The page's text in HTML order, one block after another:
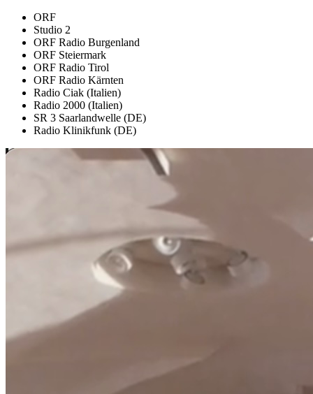
ORF
Studio 2
ORF Radio Burgenland
ORF Steiermark
ORF Radio Tirol
ORF Radio Kärnten
Radio Ciak (Italien)
Radio 2000 (Italien)
SR 3 Saarlandwelle (DE)
Radio Klinikfunk (DE)